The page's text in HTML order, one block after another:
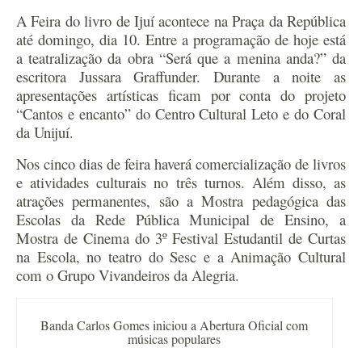
A Feira do livro de Ijuí acontece na Praça da República
até domingo, dia 10. Entre a programação de hoje está
a teatralização da obra “Será que a menina anda?” da
escritora Jussara Graffunder. Durante a noite as
apresentações artísticas ficam por conta do projeto
“Cantos e encanto” do Centro Cultural Leto e do Coral
da Unijuí.
Nos cinco dias de feira haverá comercialização de livros
e atividades culturais no três turnos. Além disso, as
atrações permanentes, são a Mostra pedagógica das
Escolas da Rede Pública Municipal de Ensino, a
Mostra de Cinema do 3º Festival Estudantil de Curtas
na Escola, no teatro do Sesc e a Animação Cultural
com o Grupo Vivandeiros da Alegria.
Banda Carlos Gomes iniciou a Abertura Oficial com
músicas populares